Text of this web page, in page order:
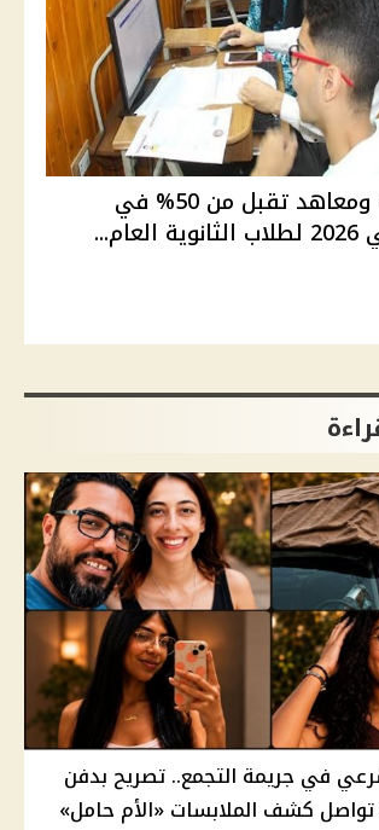
قائمة كليات ومعاهد تقبل من 50% في
في جريمة التجمع.. تصريح بدفن
تواصل كشف الملابسات «الأم حامل»